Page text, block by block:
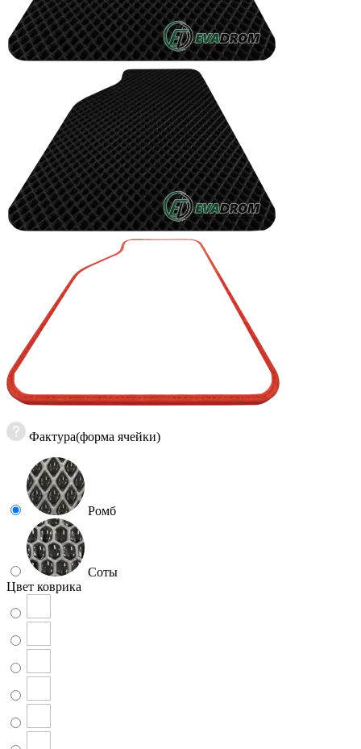
Фактура(форма ячейки)
Ромб
Соты
Цвет коврика